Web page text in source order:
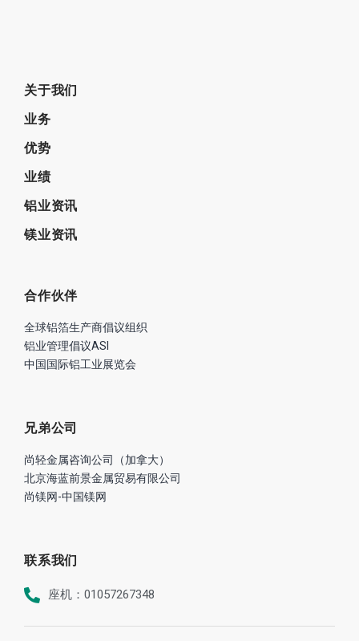
关于我们
业务
优势
业绩
铝业资讯
镁业资讯
合作伙伴
全球铝箔生产商倡议组织
铝业管理倡议ASI
中国国际铝工业展览会
兄弟公司
尚轻金属咨询公司（加拿大）
北京海蓝前景金属贸易有限公司
尚镁网-中国镁网
联系我们
座机：01057267348